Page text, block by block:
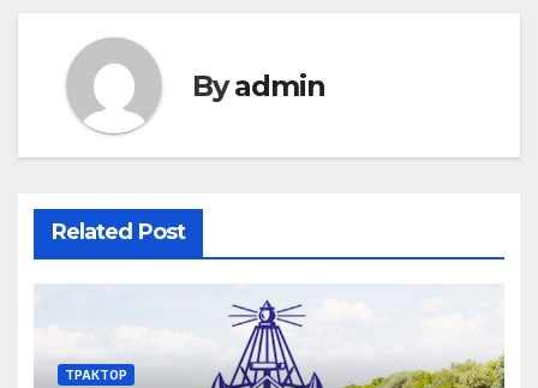
Byadmin
Related Post
ТРАКТОР